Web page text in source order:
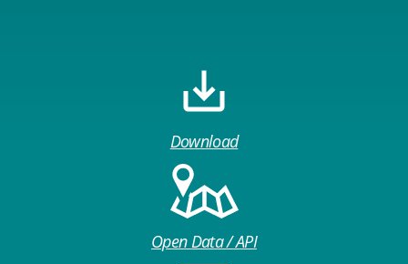
Download
Open Data / API